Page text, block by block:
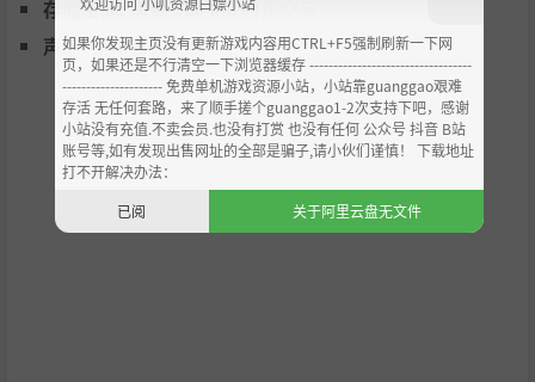
存储空间:需要 300 MB 可用空间
声卡:基本音频设备
如果你发现主页没有更新游戏内容用CTRL+F5强制刷新一下网
页，如果还是不行清空一下浏览器缓存 ----------------------------------
--------------------- 免费单机游戏资源小站，小站靠guanggao艰难
存活 无任何套路，来了顺手搓个guanggao1-2次支持下吧，感谢
小站没有充值.不卖会员.也没有打赏 也没有任何 公众号 抖音 B站
账号等,如有发现出售网址的全部是骗子,请小伙们谨慎！ 下载地址
打不开解决办法：
已阅
关于阿里云盘无文件